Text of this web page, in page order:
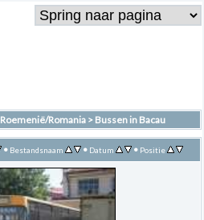
Roemenië/Romania > Bussen in Bacau
• Bestandsnaam • Datum • Positie